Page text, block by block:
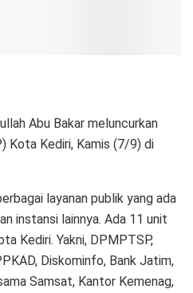
Abu Bakar meluncurkan
Kota Kediri, Kamis (7/9) di
layanan publik yang ada
instansi lainnya. Ada 11 unit
Kediri. Yakni, DPMPTSP,
Diskominfo, Bank Jatim,
Samsat, Kantor Kemenag,